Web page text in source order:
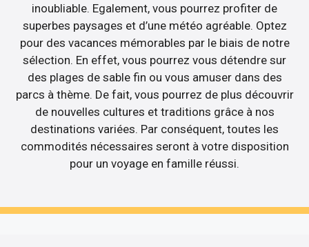
inoubliable. Egalement, vous pourrez profiter de
superbes paysages et d’une météo agréable. Optez
pour des vacances mémorables par le biais de notre
sélection. En effet, vous pourrez vous détendre sur
des plages de sable fin ou vous amuser dans des
parcs à thème. De fait, vous pourrez de plus découvrir
de nouvelles cultures et traditions grâce à nos
destinations variées. Par conséquent, toutes les
commodités nécessaires seront à votre disposition
pour un voyage en famille réussi.